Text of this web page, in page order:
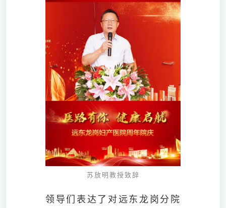
苏放明教授致辞
领导们表达了对远东龙岗分院